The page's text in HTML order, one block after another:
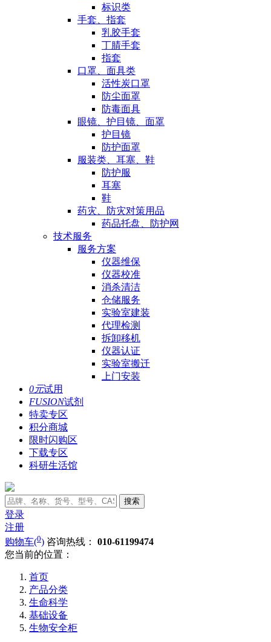
标识类
手套、指套
乳胶手套
丁腈手套
指套
口罩、面具类
活性炭口罩
防尘面罩
防毒面具
眼镜、护目镜、面罩
护目镜
防护面罩
服装类、耳塞、鞋
防护服
耳塞
鞋
药灾、防灾对策用品
药品托盘、防护网
技术服务
服务方案
仪器维保
仪器校准
消杀清洁
仓储服务
实验室建装
代理检测
拆卸移机
仪器认证
实验室搬迁
上门安装
0元试用
FUSION试剂
特卖专区
积分商城
限时闪购区
下载专区
科研生活馆
搜索
登录
注册
购物车(0) 咨询热线： 010-61199474
您当前的位置：
首页
产品分类
生命科学
基础设备
生物安全柜